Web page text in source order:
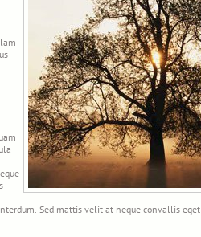
Sed mattis velit at neque convallis eget